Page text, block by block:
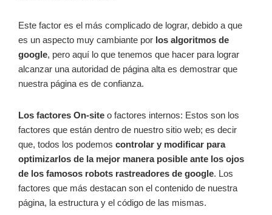
Este factor es el más complicado de lograr, debido a que
es un aspecto muy cambiante por los algoritmos de
google, pero aquí lo que tenemos que hacer para lograr
alcanzar una autoridad de página alta es demostrar que
nuestra página es de confianza.
Los factores On-site o factores internos: Estos son los
factores que están dentro de nuestro sitio web; es decir
que, todos los podemos controlar y modificar para
optimizarlos de la mejor manera posible ante los ojos
de los famosos robots rastreadores de google. Los
factores que más destacan son el contenido de nuestra
página, la estructura y el código de las mismas.